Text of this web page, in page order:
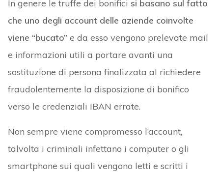
In genere le truffe dei bonifici si basano sul fatto
che uno degli account delle aziende coinvolte
viene “bucato” e da esso vengono prelevate mail
e informazioni utili a portare avanti una
sostituzione di persona finalizzata al richiedere
fraudolentemente la disposizione di bonifico
verso le credenziali IBAN errate.
Non sempre viene compromesso l’account,
talvolta i criminali infettano i computer o gli
smartphone sui quali vengono letti e scritti i